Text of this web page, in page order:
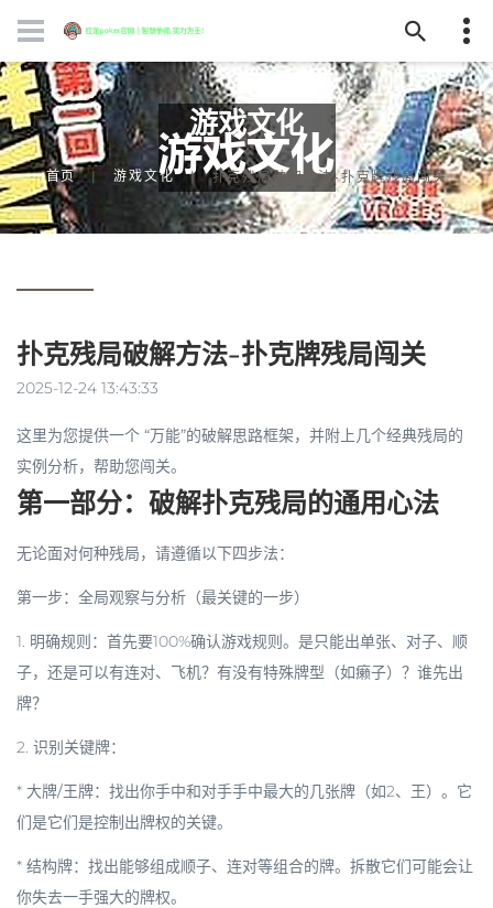
游戏文化
首页 游戏文化 扑克残局破解方法-扑克牌残局闯关
扑克残局破解方法-扑克牌残局闯关
2025-12-24 13:43:33
这里为您提供一个 “万能”的破解思路框架，并附上几个经典残局的
实例分析，帮助您闯关。
第一部分：破解扑克残局的通用心法
无论面对何种残局，请遵循以下四步法：
第一步：全局观察与分析（最关键的一步）
1. 明确规则：首先要100%确认游戏规则。是只能出单张、对子、顺
子，还是可以有连对、飞机？有没有特殊牌型（如癞子）？谁先出
牌？
2. 识别关键牌：
* 大牌/王牌：找出你手中和对手手中最大的几张牌（如2、王）。它
们是它们是控制出牌权的关键。
* 结构牌：找出能够组成顺子、连对等组合的牌。拆散它们可能会让
你失去一手强大的牌权。